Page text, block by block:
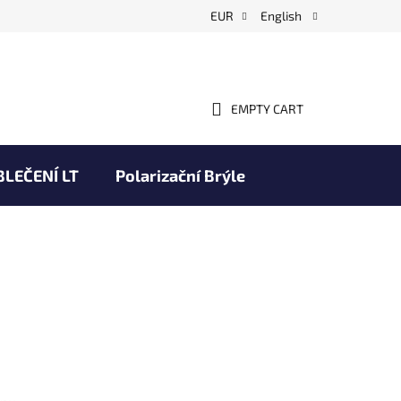
EUR English
SHOPPING
EMPTY CART
LT Polarizační Brýle